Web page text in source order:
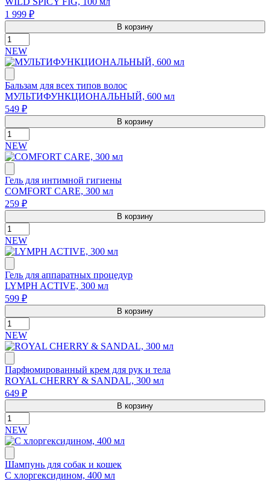
1 999 ₽
В корзину
NEW
Бальзам для всех типов волос
МУЛЬТИФУНКЦИОНАЛЬНЫЙ, 600 мл
549 ₽
В корзину
NEW
Гель для интимной гигиены
COMFORT CARE, 300 мл
259 ₽
В корзину
NEW
Гель для аппаратных процедур
LYMPH ACTIVE, 300 мл
599 ₽
В корзину
NEW
Парфюмированный крем для рук и тела
ROYAL CHERRY & SANDAL, 300 мл
649 ₽
В корзину
NEW
Шампунь для собак и кошек
С хлоргексидином, 400 мл